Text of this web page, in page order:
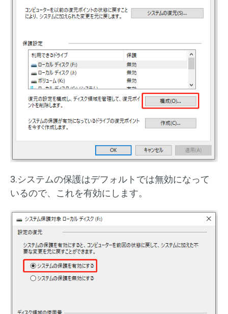
3.システムの保護はデフォルトでは無効になって
いるので、これを有効にします。